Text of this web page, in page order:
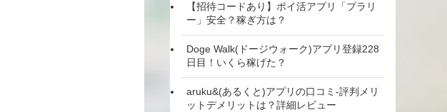
【招待コードあり】ポイ活アプリ「プラリ
ー」安全？稼ぎ方は？
Doge Walk(ドージウォーク)アプリ登録228
日目！いくら稼げた？
aruku&(あるくと)アプリの口コミ-評判メリ
ットデメリットは？詳細レビュー